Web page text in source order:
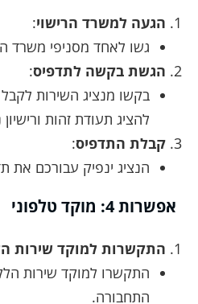
הגעה למשרד הרישוי:
גשו לאחד מסניפי משרד
הגשת בקשה לתדפיס:
בקשו מנציג השירות
להציג תעודת זהות ורישיון
קבלת התדפיס:
הנציג ינפיק עבורכם את
אפשרות 4: מוקד טלפוני
התקשרות למוקד שירות
התקשרו למוקד שירות
התחבורה.